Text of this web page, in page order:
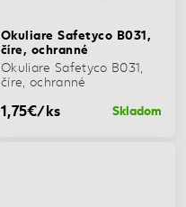
Okuliare Safetyco B031,
číre, ochranné
Okuliare Safetyco B031,
číre, ochranné
1,75€/ks Skladom